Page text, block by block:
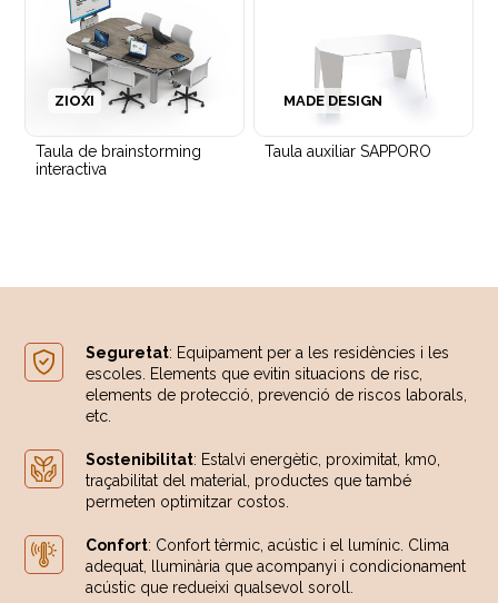
Taula de brainstorming
interactiva
ZIOXI
Taula auxiliar SAPPORO
MADE DESIGN
Seguretat: Equipament per a les residències i les
escoles. Elements que evitin situacions de risc,
elements de protecció, prevenció de riscos laborals,
etc.
Sostenibilitat: Estalvi energètic, proximitat, km0,
traçabilitat del material, productes que també
permeten optimitzar costos.
Confort: Confort tèrmic, acústic i el lumínic. Clima
adequat, lluminària que acompanyi i condicionament
acústic que redueixi qualsevol soroll.